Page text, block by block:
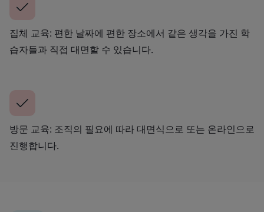
집체 교육: 편한 날짜에 편한 장소에서 같은 생각을 가진 학
습자들과 직접 대면할 수 있습니다.
방문 교육: 조직의 필요에 따라 대면식으로 또는 온라인으로
진행합니다.